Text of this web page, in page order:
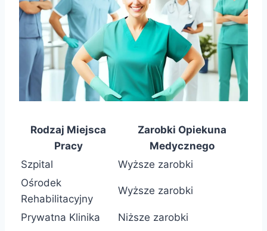
Rodzaj Miejsca
Pracy
Zarobki Opiekuna
Medycznego
Szpital
Wyższe zarobki
Ośrodek
Rehabilitacyjny
Wyższe zarobki
Prywatna Klinika
Niższe zarobki